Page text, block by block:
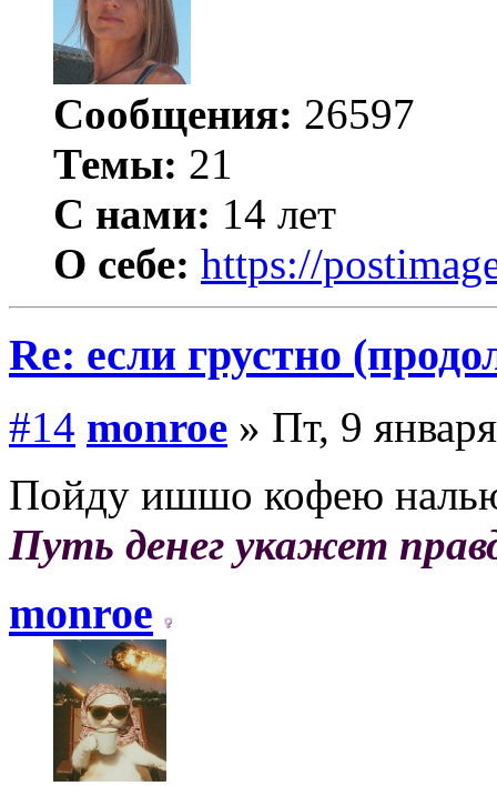
Сообщения: 26597
Темы: 21
С нами: 14 лет
О себе: https://
Re: если грустно
#14 monroe » Пт, 9
Пойду ишшо кофею
Путь денег укажет
monroe